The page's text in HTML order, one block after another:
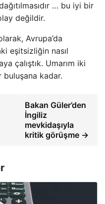
… bu iyi bir
değildir.
Avrupa’da
eşitsizliğin nasıl
çalıştık. Umarım iki
kadar.
Bakan Güler’den
İngiliz
mevkidaşıyla
kritik görüşme →